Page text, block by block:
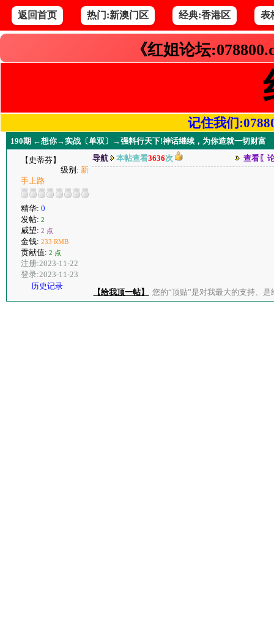
返回首页 热门:新澳门区 经典:香港区 表
《红姐论坛
记住我们
190期 ←想你→实战〔单双〕→强料行天下!神话继续，为你造就一切财富
【史蒂芬】
级别: 新
手上路
精华: 0
发帖: 2
威望: 2 点
金钱: 233 RMB
贡献值: 2 点
注册:2023-11-22
登录:2023-11-23
历史记录
导航 本帖查看3636次 查看〖
【给我顶一帖】 您的“顶贴”是对我最大的支持、